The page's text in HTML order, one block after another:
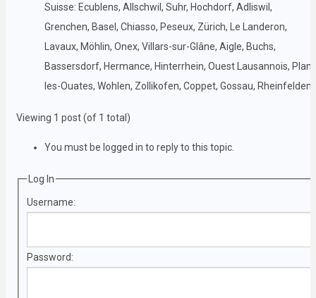
Suisse: Ecublens, Allschwil, Suhr, Hochdorf, Adliswil,
Grenchen, Basel, Chiasso, Peseux, Zürich, Le Landeron,
Lavaux, Möhlin, Onex, Villars-sur-Glâne, Aigle, Buchs,
Bassersdorf, Hermance, Hinterrhein, Ouest Lausannois, Plan-
les-Ouates, Wohlen, Zollikofen, Coppet, Gossau, Rheinfelden.
Viewing 1 post (of 1 total)
You must be logged in to reply to this topic.
Log In
Username:
Password: